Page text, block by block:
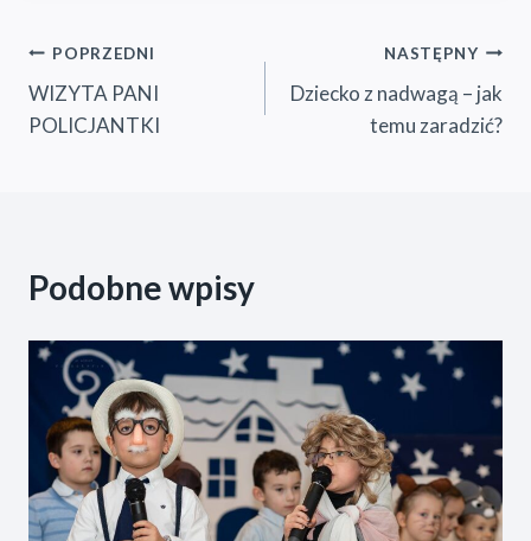
Nawigacja
wpisu
POPRZEDNI
WIZYTA PANI
POLICJANTKI
NASTĘPNY
Dziecko z nadwagą – jak
temu zaradzić?
Podobne wpisy